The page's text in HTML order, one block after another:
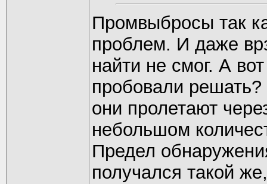
Промвыбросы так
проблем. И даже
найти не смог. А
пробовали
они пролетают
небольшом
Предел
получался такой